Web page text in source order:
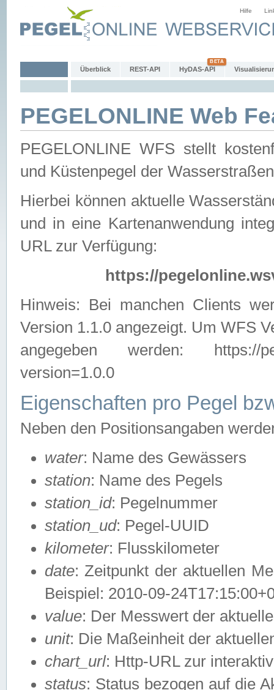
Hilfe
Überblick REST-API HyDAS-API
PEGELONLINE Web
PEGELONLINE WFS stellt
und Küstenpegel der
Hierbei können aktuelle
und in eine Kartenanwendung
URL zur Verfügung:
https://
Hinweis: Bei manchen Clients
Version 1.1.0 angezeigt. Um WFS
angegeben werden: https://
version=1.0.0
Eigenschaften pro Pegel
Neben den Positionsangaben
water: Name des Gewässers
station: Name des Pegels
station_id: Pegelnummer
station_ud: Pegel-UUID
kilometer: Flusskilometer
date: Zeitpunkt der aktuellen
Beispiel: 2010-09-
value: Der Messwert der
unit: Die Maßeinheit der
chart_url: Http-URL zur
status: Status bezogen auf die